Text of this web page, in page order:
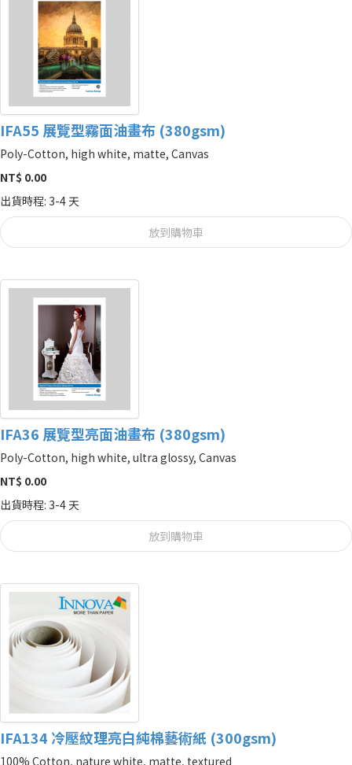
IFA55 展覽型霧面油畫布 (380gsm)
Poly-Cotton, high white, matte, Canvas
NT$ 0.00
出貨時程: 3-4 天
放到購物車
IFA36 展覽型亮面油畫布 (380gsm)
Poly-Cotton, high white, ultra glossy, Canvas
NT$ 0.00
出貨時程: 3-4 天
放到購物車
IFA134 冷壓紋理亮白純棉藝術紙 (300gsm)
100% Cotton, nature white, matte, textured